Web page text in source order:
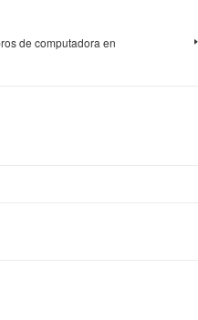
de computadora en